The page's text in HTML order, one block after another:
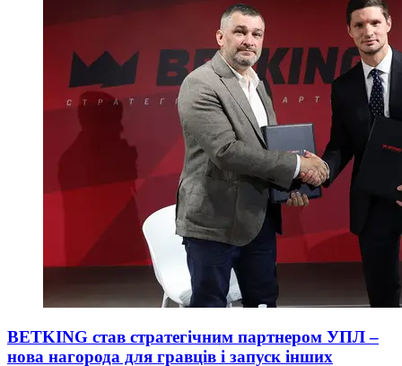
BETKING став стратегічним партнером УПЛ –
нова нагорода для гравців і запуск інших